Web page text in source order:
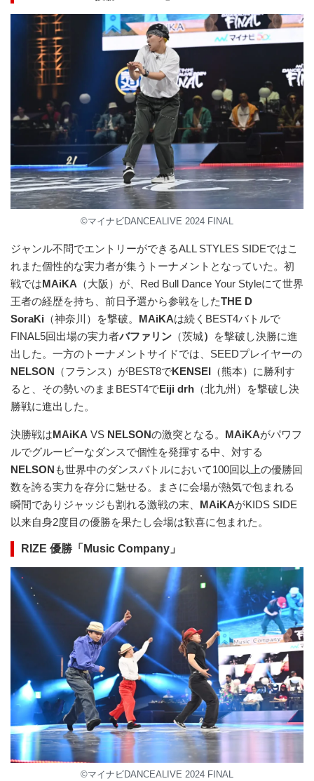
©マイナビDANCEALIVE 2024 FINAL
ジャンル不問でエントリーができるALL STYLES SIDEではこ
れまた個性的な実力者が集うトーナメントとなっていた。初
戦ではMAiKA （大阪）が、Red Bull Dance Your Styleにて世界
王者の経歴を持ち、前日予選から参戦をしたTHE D
SoraKi （神奈川）を撃破。 MAiKAは続くBEST4バトルで
FINAL5回出場の実力者バファリン （茨城）
を撃破し決勝に進
出した。一方のトーナメントサイドでは、SEEDプレイヤーの
NELSON （フランス）がBEST8でKENSEI （熊本）に勝利す
ると、その勢いのままBEST4でEiji drh （北九州）を撃破し決
勝戦に進出した。
決勝戦はMAiKA VS NELSONの激突となる。 MAiKAがパワフ
ルでグルービーなダンスで個性を発揮する中、対する
NELSON も世界中のダンスバトルにおいて100回以上の優勝回
数を誇る実力を存分に魅せる。まさに会場が熱気で包まれる
瞬間でありジャッジも割れる激戦の末、 MAiKAがKIDS SIDE
以来自身2度目の優勝を果たし会場は歓喜に包まれた。
RIZE 優勝「Music Company」
©マイナビDANCEALIVE 2024 FINAL